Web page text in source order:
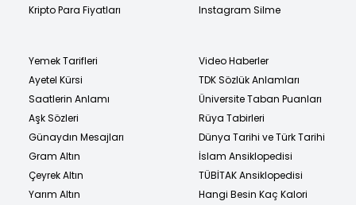
Kripto Para Fiyatları
Instagram Silme
Yemek Tarifleri
Ayetel Kürsi
Saatlerin Anlamı
Aşk Sözleri
Günaydın Mesajları
Gram Altın
Çeyrek Altın
Yarım Altın
Video Haberler
TDK Sözlük Anlamları
Üniversite Taban Puanları
Rüya Tabirleri
Dünya Tarihi ve Türk Tarihi
İslam Ansiklopedisi
TÜBİTAK Ansiklopedisi
Hangi Besin Kaç Kalori